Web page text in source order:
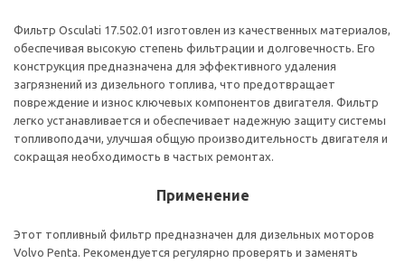
Фильтр Osculati 17.502.01 изготовлен из качественных материалов,
обеспечивая высокую степень фильтрации и долговечность. Его
конструкция предназначена для эффективного удаления
загрязнений из дизельного топлива, что предотвращает
повреждение и износ ключевых компонентов двигателя. Фильтр
легко устанавливается и обеспечивает надежную защиту системы
топливоподачи, улучшая общую производительность двигателя и
сокращая необходимость в частых ремонтах.
Применение
Этот топливный фильтр предназначен для дизельных моторов
Volvo Penta. Рекомендуется регулярно проверять и заменять